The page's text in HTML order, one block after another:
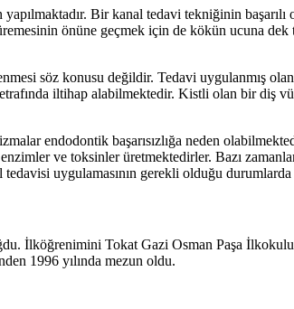
Bir kanal tedavi tekniğinin başarılı
önüne geçmek için de kökün ucuna
söz konusu değildir. Tedavi uygulanmış
iltihap alabilmektedir. Kistli olan bir diş
endodontik başarısızlığa neden
ve toksinler üretmektedirler. Bazı
uygulamasının gerekli olduğu
İlköğrenimini Tokat Gazi Osman Paşa
1996 yılında mezun oldu.